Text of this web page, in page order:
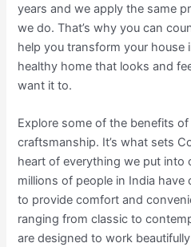
years and we apply the same
we do. That’s why you can
help you transform your house
healthy home that looks and
want it to.
Explore some of the benefits
craftsmanship. It’s what sets
heart of everything we put into
millions of people in India
to provide comfort and
ranging from classic to
are designed to work